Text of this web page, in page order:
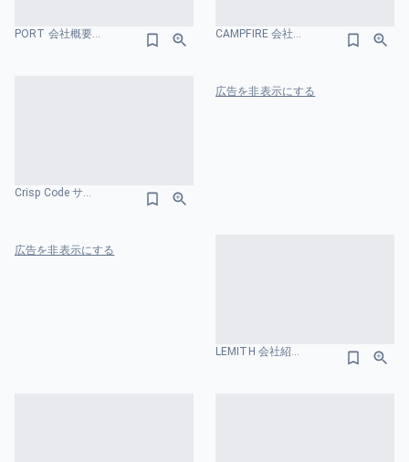
PORT 会社概要のスライドデザイン CAMPFIRE 会社概要のスライドデザイン
Crisp Code サービス紹介資料 会社概要のスライドデザイン
広告を非表示にする
広告を非表示にする
LEMITH 会社紹介資料 会社概要のスライドデザイン